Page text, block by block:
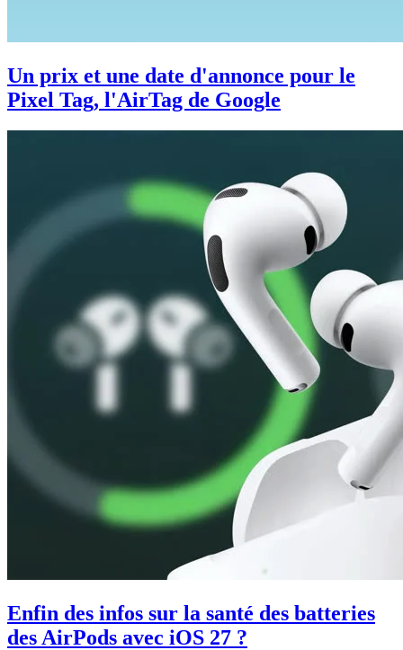
Un prix et une date d'annonce pour le
Pixel Tag, l'AirTag de Google
Enfin des infos sur la santé des batteries
des AirPods avec iOS 27 ?